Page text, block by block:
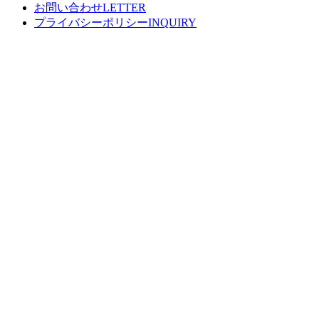
お問い合わせ
プライバシーポリシー